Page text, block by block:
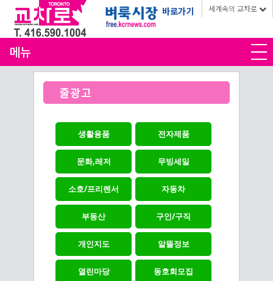
바로가기 세계속의 교차로
메뉴
줄광고